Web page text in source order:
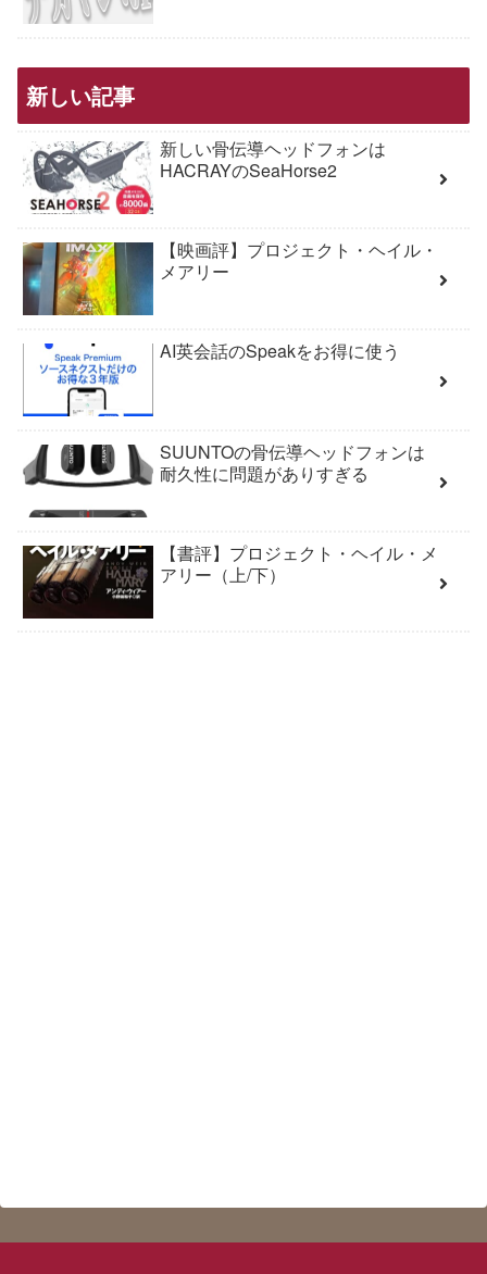
新しい記事
新しい骨伝導ヘッドフォンは
HACRAYのSeaHorse2
【映画評】プロジェクト・ヘイル・
メアリー
AI英会話のSpeakをお得に使う
SUUNTOの骨伝導ヘッドフォンは
耐久性に問題がありすぎる
【書評】プロジェクト・ヘイル・メ
アリー（上/下）